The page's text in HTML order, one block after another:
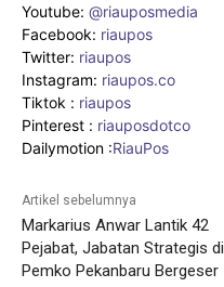
Youtube: @riauposmedia
Facebook: riaupos
Twitter: riaupos
Instagram: riaupos.co
Tiktok : riaupos
Pinterest : riauposdotco
Dailymotion :RiauPos
Artikel sebelumnya
Markarius Anwar Lantik 42
Pejabat, Jabatan Strategis di
Pemko Pekanbaru Bergeser